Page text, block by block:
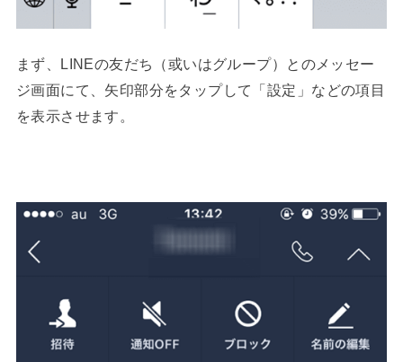
まず、LINEの友だち（或いはグループ）とのメッセー
ジ画面にて、矢印部分をタップして「設定」などの項目
を表示させます。